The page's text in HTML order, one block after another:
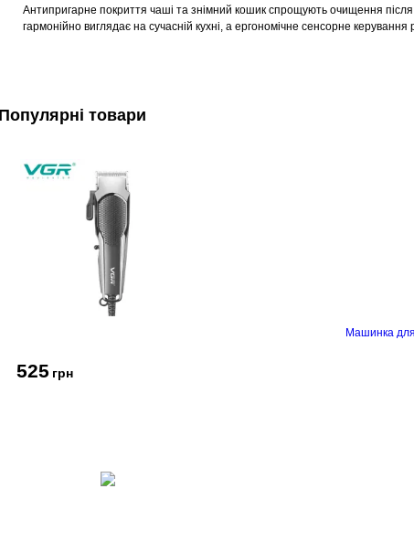
Антипригарне покриття чаші та знімний кошик спрощують очищення
гармонійно виглядає на сучасній кухні, а ергономічне сенсорне
товари
Машинка
525 грн